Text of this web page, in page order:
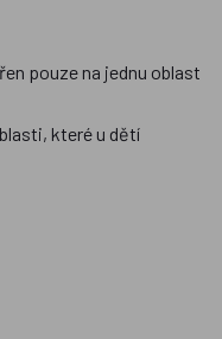
pouze na jednu oblast
které u dětí